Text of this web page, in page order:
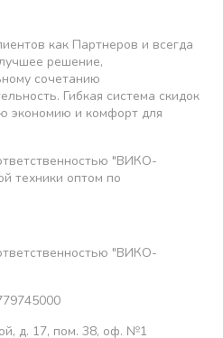
как Партнеров и всегда
решение,
сочетанию
Гибкая система скидок
экономию и комфорт для
"ВИКО-
техники оптом по
"ВИКО-
д. 17, пом. 38, оф. №1